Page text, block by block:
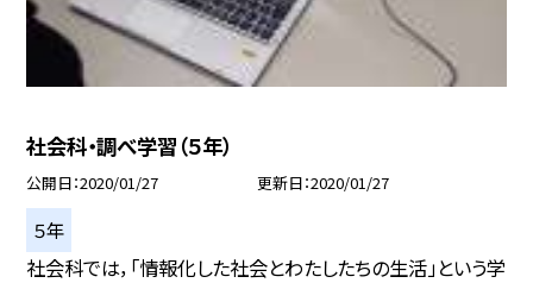
社会科・調べ学習（５年）
公開日 2020/01/27 更新日 2020/01/27
５年
社会科では，「情報化した社会とわたしたちの生活」という学